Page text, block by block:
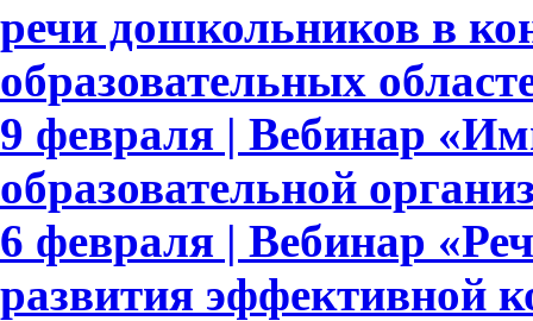
речи дошкольников в
образовательных
9 февраля | Вебинар
образовательной
6 февраля | Вебинар
развития эффективной